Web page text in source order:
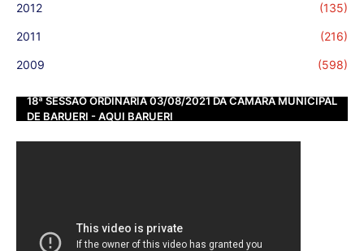
2012 (135)
2011 (216)
2009 (598)
18ª SESSÃO ORDINÁRIA 03/08/2021 DA CÂMARA MUNICIPAL
DE BARUERI - AQUI BARUERI